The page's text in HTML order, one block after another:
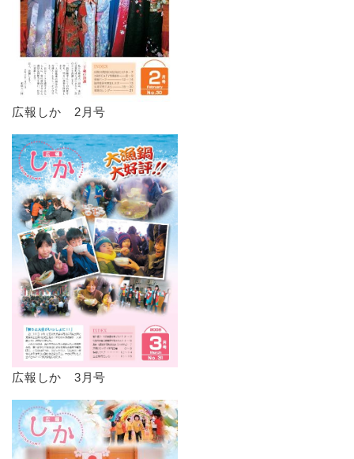
広報しか 2月号
広報しか 3月号